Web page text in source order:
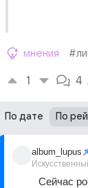
мнения
1 4
По дате По
album_lupus
Сейчас